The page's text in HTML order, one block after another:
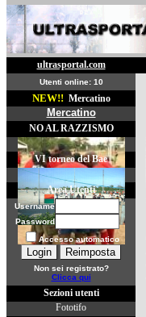
ultrasportal.com
Utenti online: 10
NEW!! Mercatino
Mercatino
NO AL RAZZISMO
VI torneo del Bae
Area Utenti
Username
Password
Accesso automatico
Non sei registrato?
Clicca qui
Sezioni utenti
Fototifo